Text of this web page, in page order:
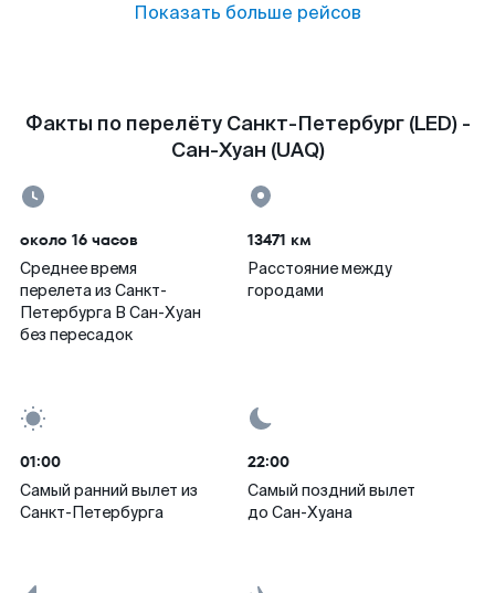
Показать больше рейсов
Факты по перелёту Санкт-Петербург (LED) -
Сан-Хуан (UAQ)
около 16 часов
Среднее время
перелета из Санкт-
Петербурга В Сан-Хуан
без пересадок
13471 км
Расстояние между
городами
01:00
Самый ранний вылет из
Санкт-Петербурга
22:00
Самый поздний вылет
до Сан-Хуана